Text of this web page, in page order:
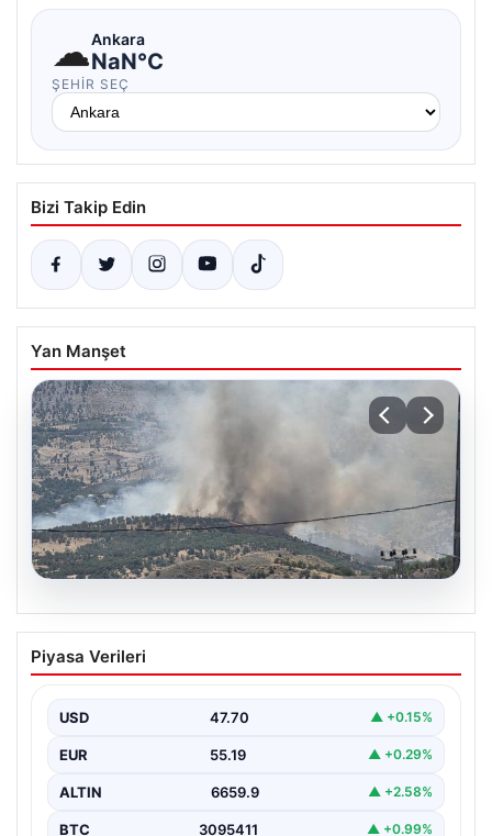
☁Ankara
NaN°C
ŞEHIR SEÇ
Bizi Takip Edin
Yan Manşet
Adıyaman’da Orman Yangınına Anında
Müdahale Ediliyor
Kütüklü köyleri arasındaki geniş ormanlık alan, aniden
çıkan…
Piyasa Verileri
USD 47.70 ▲ +0.15%
EUR 55.19 ▲ +0.29%
ALTIN 6659.9 ▲ +2.58%
BTC 3095411 ▲ +0.99%